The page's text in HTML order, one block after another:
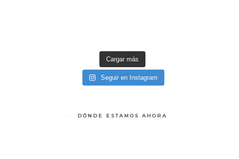
Cargar más
Seguir en Instagram
DÓNDE ESTAMOS AHORA